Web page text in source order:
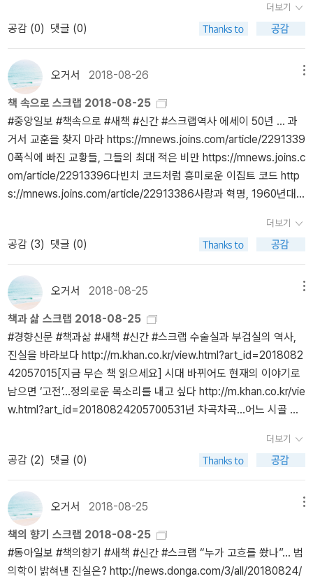
한 장면들에 대해서 상상할 수 있었다. 비록 조금 부담스럽기는 하지
만 그래도 한번도 상상해보지도 혹은 생각해보지 못한 부분에 대한
호기심을 해결할 수 있다는 것은, 이 책의 가장 큰 장점이자 매력이 아
닐까 싶다.
료 조사로 유인원, 로마인, 팝가수, 과학자, 왕과 여왕 등 많은 인물들
을 다뤘고 기록들을 토대로 환자의 증상을 진단합니다. 에필로그에선
고전 SF작품에 등장한 외과 의사들 중 미래의 외과 의사 톱 10을 선
정했어요. 속도감 있게 진행되는 사건들, 유머감각을 지닌 문장이 단
편적인 이야기가 아닌 장편 소설로 썼더라면 어땠을까 하는 생각을
하게 만들어요. 새로운 사실도 많이 알게 되었고 저자의 글솜씨가 뛰
어나 스릴러 소설을 읽는 것처럼 지루한 줄 모르고 재미있게 읽었습
니다. 어렵고 전문적인 내용이었을텐데 매끄러운 번역과 깔끔한 구성
덕분에 보기편해서 더욱 좋았어요. * 이 리뷰는 출판사에서 도서를 제
공받아 작성되었습니다.
뀌었다.그러다 보니 이 책을 읽으며 과거의 모습에 깜짝 놀라게 된다.
과거와 비교해보니 오늘이 얼마나 발전되었는지를 인식하게 되었다.
젊은 시절 청춘을 바쳐 의술을 연마하고 이제 반백이 되어 인술을 펼
치고 있는 나의 친구들, 모두 존경한다!
더보기
공감 (0) 댓글 (0)
오거서 2018-08-26
책 속으로 스크랩 2018-08-25
#중앙일보 #책속으로 #새책 #신간 #스크랩역사 에세이 50년 … 과
거서 교훈을 찾지 마라 https://mnews.joins.com/article/2291339
0폭식에 빠진 교황들, 그들의 최대 적은 비만 https://mnews.joins.c
om/article/22913396다빈치 코드처럼 흥미로운 이집트 코드 http
s://mnews.joins.com/article/22913386사랑과 혁명, 1960년대
어둠이 오기 전에 外 https://mnews.joins.com/article/2291339
2.
더보기
공감 (3) 댓글 (0)
오거서 2018-08-25
책과 삶 스크랩 2018-08-25
#경향신문 #책과삶 #새책 #신간 #스크랩 ‪수술실과 부검실의 역사,
진실을 바라보다 http://m.khan.co.kr/view.html?art_id=2018082
42057015‬[지금 무슨 책 읽으세요] ‪시대 바뀌어도 현재의 이야기로
남으면 ‘고전’…정의로운 목소리를 내고 싶다 http://m.khan.co.kr/vie
w.html?art_id=201808242057005‬‪31년 차곡차곡…어느 시골 할
한다는 건 아니야 http://m.khan.co.kr/view.html?art_id=201808
242051025‬‪과학적으로 본 인간의 도덕심 http://m.khan.co.kr/vie
w.html?art_id=201808242051005‬‪기다림은 고통이 아닌 ‘존재의
축복’ http://m.khan.co.kr/view.html?art_id=20180824204504
5‬‪‘퀴어문학’으로 재탄생한 6편의 고전 http://m.khan.co.kr/view.ht
ml?art_id=201808242045025‬‪붕괴한 ‘디스토피아 미국’의 풍경 h
ttp://m.khan.co.kr/view.html?art_id=201808242045035‬‪[책 처
더보기
공감 (2) 댓글 (0)
오거서 2018-08-25
책의 향기 스크랩 2018-08-25
‪#동아일보 #책의향기 #새책 #신간 #스크랩 ‪“누가 고흐를 쐈나”… 법
의학이 밝혀낸 진실은? http://news.donga.com/3/all/20180824/